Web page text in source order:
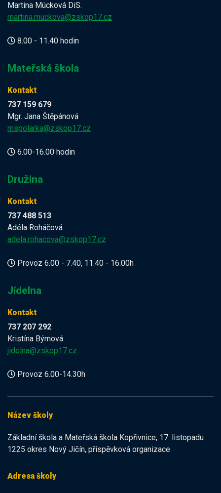
Martina Mücková DiS.
martina.muckova@zskop17.cz
8.00 - 11.40 hodin
Mateřská škola
Kontakt
737 159 679
Mgr. Jana Štěpánová
mspolarka@zskop17.cz
6.00-16.00 hodin
Družina
Kontakt
737 488 513
Adéla Roháčová
adela.rohacova@zskop17.cz
Provoz 6.00 - 7.40, 11.40 - 16.00h
Jídelna
Kontakt
737 207 292
Kristína Býmová
jidelna@zskop17.cz
Provoz 6.00-14.30h
Název školy
Základní škola a Mateřská škola Kopřivnice, 17. listopadu
1225 okres Nový Jičín, příspěvková organizace
Adresa školy